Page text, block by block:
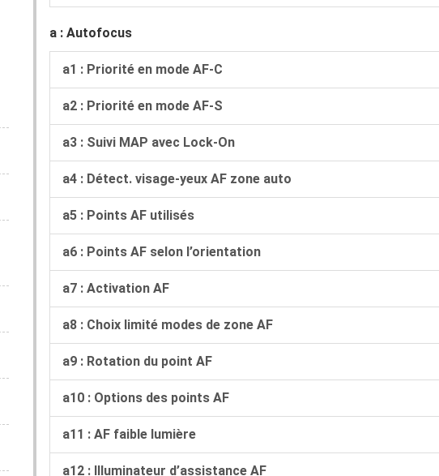
a : Autofocus
a1 : Priorité en mode AF‑C
a2 : Priorité en mode AF‑S
a3 : Suivi MAP avec Lock-On
a4 : Détect. visage-yeux AF zone auto
a5 : Points AF utilisés
a6 : Points AF selon l’orientation
a7 : Activation AF
a8 : Choix limité modes de zone AF
a9 : Rotation du point AF
a10 : Options des points AF
a11 : AF faible lumière
a12 : Illuminateur d’assistance AF